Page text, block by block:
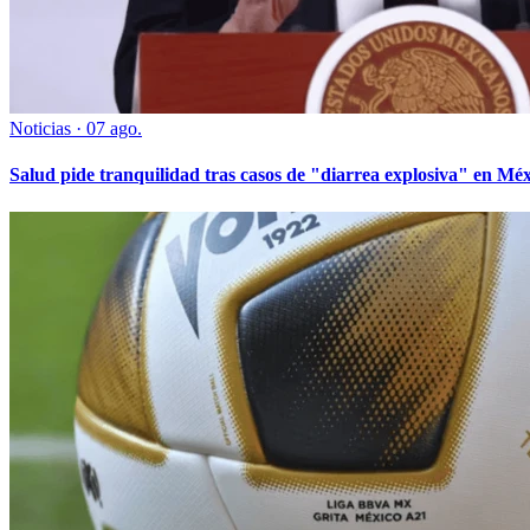
Noticias · 07 ago.
Salud pide tranquilidad tras casos de "diarrea explosiva" en